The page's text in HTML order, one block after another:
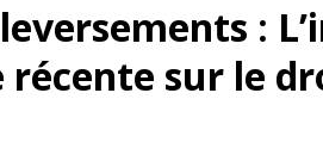
de la famille Versailles : ce que vous devez
:
sur le